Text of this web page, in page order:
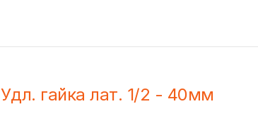
Удл. гайка лат. 1/2 - 40мм